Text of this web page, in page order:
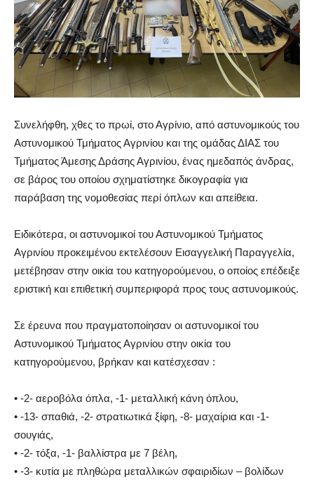
Συνελήφθη, χθες το πρωί, στο Αγρίνιο, από αστυνομικούς του
Αστυνομικού Τμήματος Αγρινίου και της ομάδας ΔΙΑΣ του
Τμήματος Άμεσης Δράσης Αγρινίου, ένας ημεδαπός άνδρας,
σε βάρος του οποίου σχηματίστηκε δικογραφία για
παράβαση της νομοθεσίας περί όπλων και απείθεια.
Ειδικότερα, οι αστυνομικοί του Αστυνομικού Τμήματος
Αγρινίου προκειμένου εκτελέσουν Εισαγγελική Παραγγελία,
μετέβησαν στην οικία του κατηγορούμενου, ο οποίος επέδειξε
εριστική και επιθετική συμπεριφορά προς τους αστυνομικούς.
Σε έρευνα που πραγματοποίησαν οι αστυνομικοί του
Αστυνομικού Τμήματος Αγρινίου στην οικία του
κατηγορούμενου, βρήκαν και κατέσχεσαν :
• -2- αεροβόλα όπλα, -1- μεταλλική κάνη όπλου,
• -13- σπαθιά, -2- στρατιωτικά ξίφη, -8- μαχαίρια και -1-
σουγιάς,
• -2- τόξα, -1- βαλλίστρα με 7 βέλη,
• -3- κυτία με πληθώρα μεταλλικών σφαιριδίων – βολίδων